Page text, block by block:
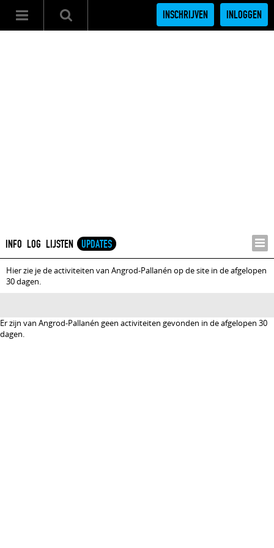
INSCHRIJVEN INLOGGEN
INFO LOG LIJSTEN UPDATES
Hier zie je de activiteiten van Angrod-Pallanén op de site in de afgelopen
30 dagen.
Er zijn van Angrod-Pallanén geen activiteiten gevonden in de afgelopen 30
dagen.